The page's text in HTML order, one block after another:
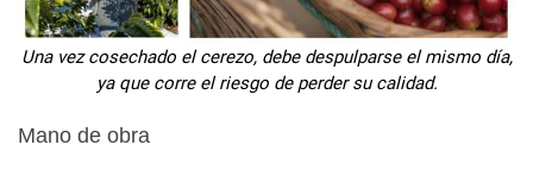
Una vez cosechado el cerezo, debe despulparse el mismo día,
ya que corre el riesgo de perder su calidad.
Mano de obra